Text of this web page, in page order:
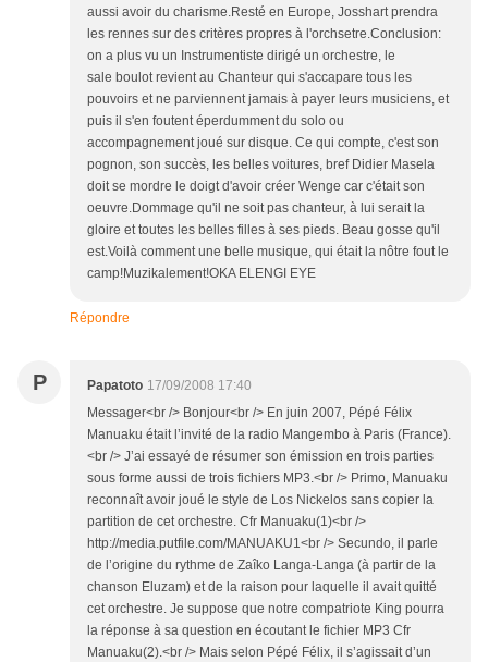
aussi avoir du charisme.Resté en Europe, Josshart prendra
les rennes sur des critères propres à l'orchsetre.Conclusion:
on a plus vu un Instrumentiste dirigé un orchestre, le
sale boulot revient au Chanteur qui s'accapare tous les
pouvoirs et ne parviennent jamais à payer leurs musiciens, et
puis il s'en foutent éperdumment du solo ou
accompagnement joué sur disque. Ce qui compte, c'est son
pognon, son succès, les belles voitures, bref Didier Masela
doit se mordre le doigt d'avoir créer Wenge car c'était son
oeuvre.Dommage qu'il ne soit pas chanteur, à lui serait la
gloire et toutes les belles filles à ses pieds. Beau gosse qu'il
est.Voilà comment une belle musique, qui était la nôtre fout le
camp!Muzikalement!OKA ELENGI EYE
Répondre
P Papatoto 17/09/2008 17:40
Messager<br /> Bonjour<br /> En juin 2007, Pépé Félix
Manuaku était l’invité de la radio Mangembo à Paris (France).
<br /> J’ai essayé de résumer son émission en trois parties
sous forme aussi de trois fichiers MP3.<br /> Primo, Manuaku
reconnaît avoir joué le style de Los Nickelos sans copier la
partition de cet orchestre. Cfr Manuaku(1)<br />
http://media.putfile.com/MANUAKU1<br /> Secundo, il parle
de l’origine du rythme de Zaîko Langa-Langa (à partir de la
chanson Eluzam) et de la raison pour laquelle il avait quitté
cet orchestre. Je suppose que notre compatriote King pourra
la réponse à sa question en écoutant le fichier MP3 Cfr
Manuaku(2).<br /> Mais selon Pépé Félix, il s’agissait d’un